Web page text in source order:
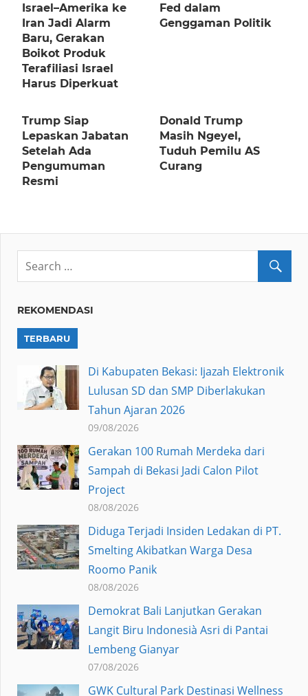
Israel–Amerika ke
Iran Jadi Alarm
Baru, Gerakan
Boikot Produk
Terafiliasi Israel
Harus Diperkuat
Fed dalam
Genggaman Politik
Trump Siap
Lepaskan Jabatan
Setelah Ada
Pengumuman
Resmi
Donald Trump
Masih Ngeyel,
Tuduh Pemilu AS
Curang
REKOMENDASI
TERBARU
Di Kabupaten Bekasi: Ijazah Elektronik
Lulusan SD dan SMP Diberlakukan
Tahun Ajaran 2026
09/08/2026
Gerakan 100 Rumah Merdeka dari
Sampah di Bekasi Jadi Calon Pilot
Project
08/08/2026
Diduga Terjadi Insiden Ledakan di PT.
Smelting Akibatkan Warga Desa
Roomo Panik
08/08/2026
Demokrat Bali Lanjutkan Gerakan
Langit Biru Indonesià Asri di Pantai
Lembeng Gianyar
07/08/2026
GWK Cultural Park Destinasi Wellness